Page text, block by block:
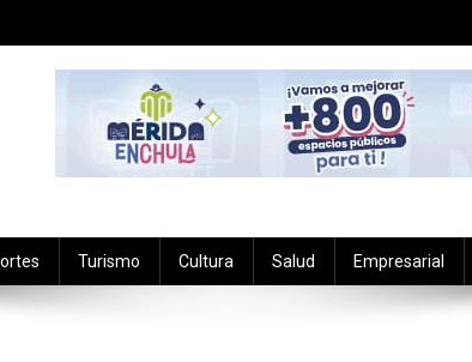
Turismo Cultura Salud Empresarial